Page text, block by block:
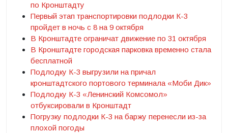
по Кронштадту
Первый этап транспортировки подлодки К-3
пройдет в ночь с 8 на 9 октября
В Кронштадте ограничат движение по 31 октября
В Кронштадте городская парковка временно стала
бесплатной
Подлодку К-3 выгрузили на причал
кронштадтского портового терминала «Моби Дик»
Подлодку К-3 «Ленинский Комсомол»
отбуксировали в Кронштадт
Погрузку подлодки К-3 на баржу перенесли из-за
плохой погоды